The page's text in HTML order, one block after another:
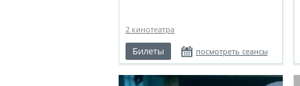
2 кинотеатра
Билеты посмотреть сеансы